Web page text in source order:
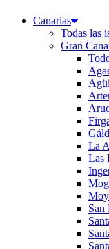
Canarias
Todas las
Gran
La
Las
San